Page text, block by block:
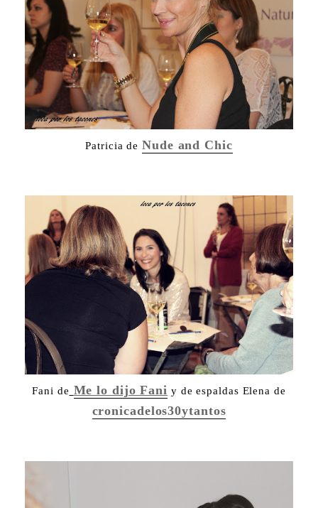
Patricia de Nude and Chic
Fani de Me lo dijo Fani y de espaldas Elena de
cronicadelos30ytantos